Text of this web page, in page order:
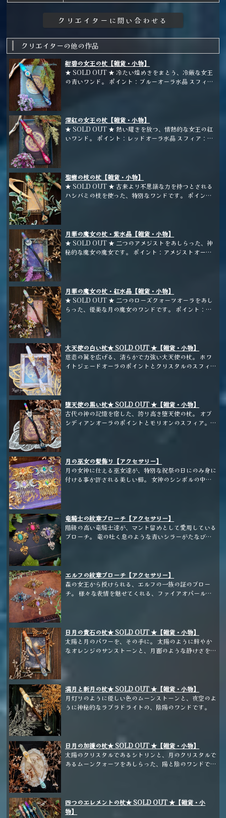
クリエイターの他の作品
紺碧の女王の杖【雑貨・小物】
★ SOLD OUT ★ 冷たい煌めきをまとう、冷厳な女王
の青いワンド。 ポイント：ブルーオーラ水晶 スフィ
深紅の女王の杖【雑貨・小物】
★ SOLD OUT ★ 熱い耀きを放つ、情熱的な女王の紅
いワンド。 ポイント：レッドオーラ水晶 スフィア：レ
聖樹の枝の杖【雑貨・小物】
★ SOLD OUT ★ 古来より不思議な力を持つとされる
ハシバミの枝を使った、特別なワンドです。 ポイン
月華の魔女の杖・紫水晶【雑貨・小物】
★ SOLD OUT ★ 二つのアメジストをあしらった、神
秘的な魔女の魔女です。 ポイント：アメジストオーラ
月華の魔女の杖・紅水晶【雑貨・小物】
★ SOLD OUT ★ 二つのローズクォーツオーラをあし
らった、優美な月の魔女のワンドです。 ポイント：ロ
大天使の白い杖★ SOLD OUT ★【雑貨・小物】
慈悲の翼を広げる、清らかで力強い大天使の杖。 ホワ
イトジェードオーラのポイントとクリスタルのスフィ
堕天使の黒い杖★ SOLD OUT ★【雑貨・小物】
古代の神の記憶を宿した、誇り高き堕天使の杖。 オブ
シディアンオーラのポイントとモリオンのスフィア。
月の巫女の髪飾り【アクセサリー】
月の女神に仕える巫女達が、特別な祝祭の日にのみ身に
付ける事か許される美しい櫛。 女神のシンボルの中央
竜騎士の紋章ブローチ【アクセサリー】
階級の高い竜騎士達が、マント留めとして愛用している
ブローチ。 竜の吐く息のような青いシラーがたなび
エルフの紋章ブローチ【アクセサリー】
森の女王から授けられる、エルフの一族の証のブロー
チ。 様々な表情を魅せてくれる、ファイアオパールガ
日月の貴石の杖★ SOLD OUT ★【雑貨・小物】
太陽と月のパワーを、その手に。 太陽のように鮮やか
なオレンジのサンストーンと、月面のような静けさを感
満月と新月の杖★ SOLD OUT ★【雑貨・小物】
月灯りのように優しい色のムーンストーンと、夜空のよ
うに神秘的なラブラドライトの、陰陽のワンドです。
日月の加護の杖★ SOLD OUT ★【雑貨・小物】
太陽のクリスタルであるシトリンと、月のクリスタルで
あるムーンクォーツをあしらった、陽と陰のワンドで
四つのエレメントの杖★ SOLD OUT ★【雑貨・小
物】